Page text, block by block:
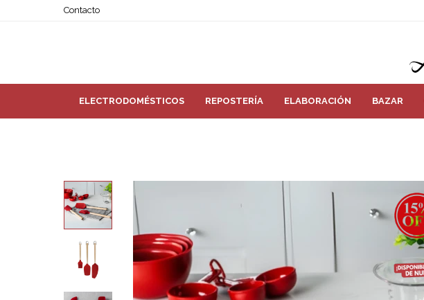
ELECTRODOMÉSTICOS REPOSTERÍA ELABORACIÓN BAZAR
Contacto